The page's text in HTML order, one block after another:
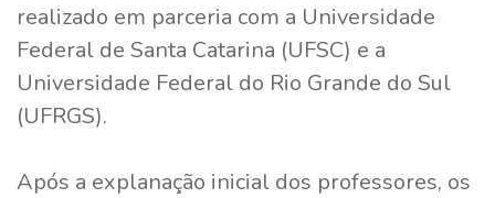
realizado em parceria com a Universidade
Federal de Santa Catarina (UFSC) e a
Universidade Federal do Rio Grande do Sul
(UFRGS).
Após a explanação inicial dos professores, os